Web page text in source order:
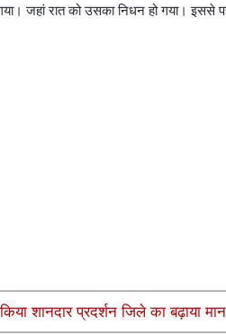
जहां रात को उसका निधन हो गया। इससे
शानदार प्रदर्शन जिले का बढ़ाया मान